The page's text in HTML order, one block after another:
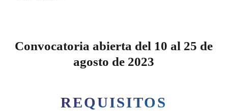
Convocatoria abierta del 10 al 25 de
agosto de 2023
REQUISITOS